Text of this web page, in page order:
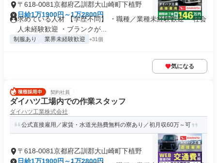
〒618-0081京都府乙訓郡大山崎町下植野
日給1万1900円～1万2800円
求めている人材 【学歴不問】 ・職種／業種未経験歓迎 ・社会
人未経験歓迎 ・ブランクが...
制服あり 業界未経験歓迎 +31個
気になる
契約社員
ダイハツ工場内での作業スタッフ
ダイハツ工業株式会社
公式直接雇用／家賃・水道光熱費無料の寮あり／初月収60万～可
〒618-0081京都府乙訓郡大山崎町下植野
日給1万1900円～1万2800円